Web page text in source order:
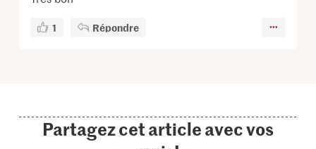
1 Répondre
Partagez cet article avec vos